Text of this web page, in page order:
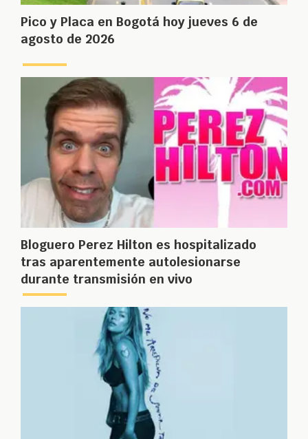
Pico y Placa en Bogotá hoy jueves 6 de
agosto de 2026
Bloguero Perez Hilton es hospitalizado
tras aparentemente autolesionarse
durante transmisión en vivo